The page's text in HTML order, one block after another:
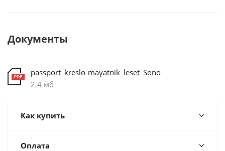
Документы
passport_kreslo-mayatnik_leset_Sono
2,4 мб
Как купить
Оплата